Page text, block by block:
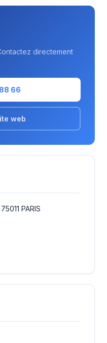
directement
66
web
PARIS